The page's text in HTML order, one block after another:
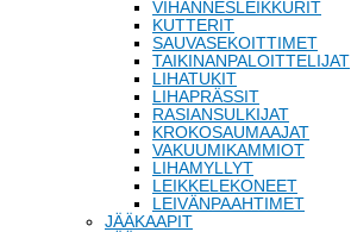
VIHANNESLEIKKURIT
KUTTERIT
SAUVASEKOITTIMET
TAIKINANPALOITTELIJAT
LIHATUKIT
LIHAPRÄSSIT
RASIANSULKIJAT
KROKOSAUMAAJAT
VAKUUMIKAMMIOT
LIHAMYLLYT
LEIKKELEKONEET
LEIVÄNPAAHTIMET
JÄÄKAAPIT